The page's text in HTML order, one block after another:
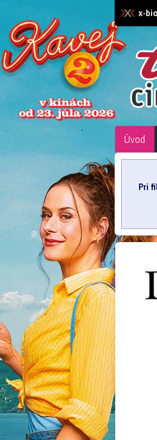
x-
Úvod
Pri